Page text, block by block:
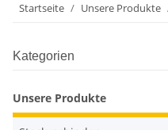
Startseite Unsere Produkte
Kategorien
Unsere Produkte